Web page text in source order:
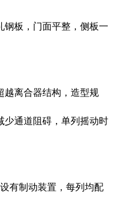
钢板，门面平整，侧板一
越离合器结构，造型规
少通道阻碍，单列摇动时
有制动装置，每列均配